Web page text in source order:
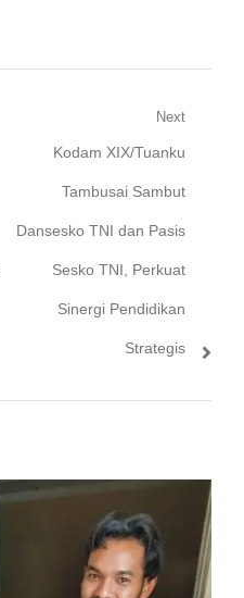
Next
Next
post:
Kodam XIX/Tuanku
Tambusai Sambut
Dansesko TNI dan Pasis
Sesko TNI, Perkuat
Sinergi Pendidikan
Strategis